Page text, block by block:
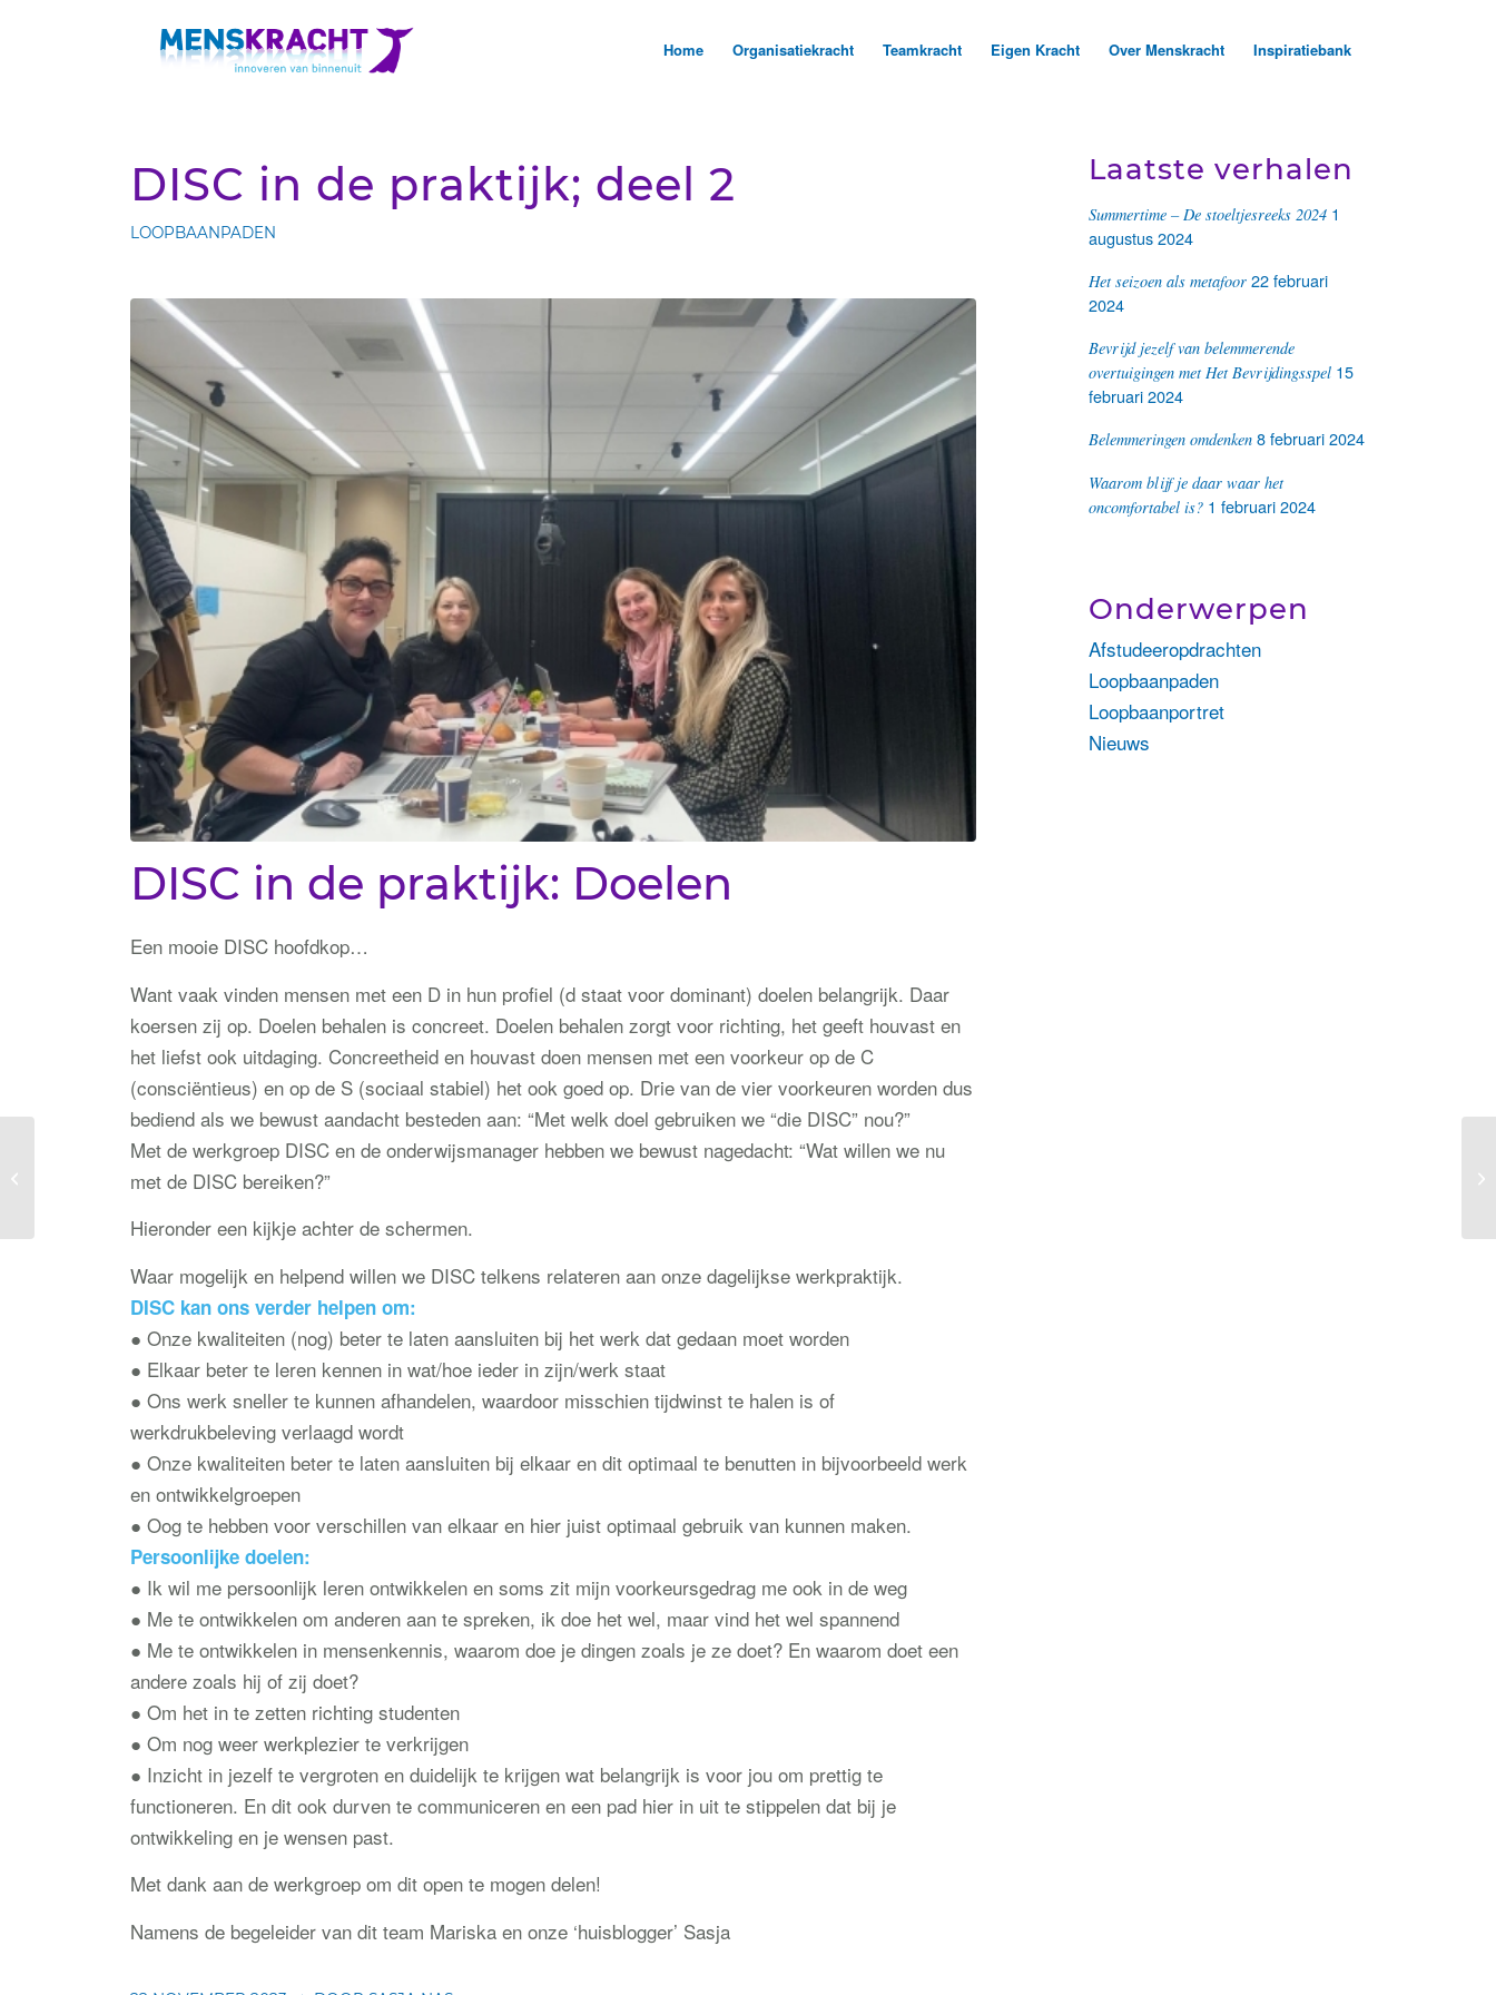
Home Organisatiekracht Teamkracht Eigen Kracht Over Menskracht Inspiratiebank
DISC in de praktijk; deel 2
LOOPBAANPADEN
DISC in de praktijk: Doelen
Een mooie DISC hoofdkop…
Want vaak vinden mensen met een D in hun profiel (d staat voor dominant) doelen belangrijk. Daar
koersen zij op. Doelen behalen is concreet. Doelen behalen zorgt voor richting, het geeft houvast en
het liefst ook uitdaging. Concreetheid en houvast doen mensen met een voorkeur op de C
(consciëntieus) en op de S (sociaal stabiel) het ook goed op. Drie van de vier voorkeuren worden dus
bediend als we bewust aandacht besteden aan: “Met welk doel gebruiken we “die DISC” nou?”
Met de werkgroep DISC en de onderwijsmanager hebben we bewust nagedacht: “Wat willen we nu
met de DISC bereiken?”
Hieronder een kijkje achter de schermen.
Waar mogelijk en helpend willen we DISC telkens relateren aan onze dagelijkse werkpraktijk.
DISC kan ons verder helpen om:
● Onze kwaliteiten (nog) beter te laten aansluiten bij het werk dat gedaan moet worden
● Elkaar beter te leren kennen in wat/hoe ieder in zijn/werk staat
● Ons werk sneller te kunnen afhandelen, waardoor misschien tijdwinst te halen is of
werkdrukbeleving verlaagd wordt
● Onze kwaliteiten beter te laten aansluiten bij elkaar en dit optimaal te benutten in bijvoorbeeld werk
en ontwikkelgroepen
● Oog te hebben voor verschillen van elkaar en hier juist optimaal gebruik van kunnen maken.
Persoonlijke doelen:
● Ik wil me persoonlijk leren ontwikkelen en soms zit mijn voorkeursgedrag me ook in de weg
● Me te ontwikkelen om anderen aan te spreken, ik doe het wel, maar vind het wel spannend
● Me te ontwikkelen in mensenkennis, waarom doe je dingen zoals je ze doet? En waarom doet een
andere zoals hij of zij doet?
● Om het in te zetten richting studenten
● Om nog weer werkplezier te verkrijgen
● Inzicht in jezelf te vergroten en duidelijk te krijgen wat belangrijk is voor jou om prettig te
functioneren. En dit ook durven te communiceren en een pad hier in uit te stippelen dat bij je
ontwikkeling en je wensen past.
Met dank aan de werkgroep om dit open te mogen delen!
Namens de begeleider van dit team Mariska en onze ‘huisblogger’ Sasja
Laatste verhalen
Summertime – De stoeltjesreeks 2024 1
augustus 2024
Het seizoen als metafoor 22 februari
2024
Bevrijd jezelf van belemmerende
overtuigingen met Het Bevrijdingsspel 15
februari 2024
Belemmeringen omdenken 8 februari 2024
Waarom blijf je daar waar het
oncomfortabel is? 1 februari 2024
Onderwerpen
Afstudeeropdrachten
Loopbaanpaden
Loopbaanportret
Nieuws